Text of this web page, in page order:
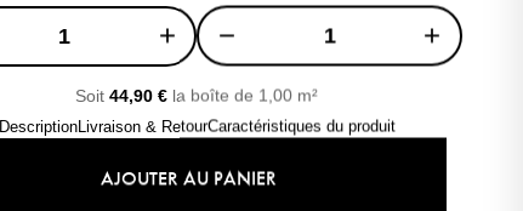
+ − +
Soit44,90€ la boîte de 1,00 m²
DescriptionLivraison & RetourCaractéristiques du produit
AJOUTER AU PANIER